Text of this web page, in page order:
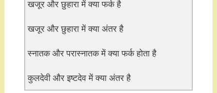
खजूर और छुहारा में क्या फर्क है
खजूर और छुहारा में क्या अंतर है
स्नातक और परास्नातक में क्या फर्क होता है
कुलदेवी और इष्टदेव में क्या अंतर है